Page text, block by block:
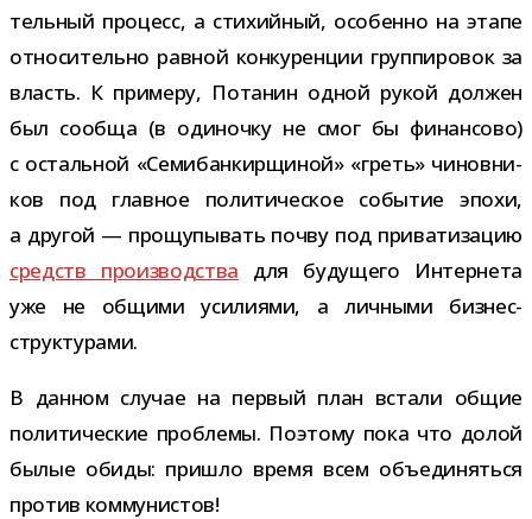
тель­ный про­цесс, а сти­хий­ный, осо­бенно на этапе
отно­си­тельно рав­ной кон­ку­рен­ции груп­пи­ро­вок за
власть. К при­меру, Потанин одной рукой дол­жен
был сообща (в оди­ночку не смог бы финан­сово)
с осталь­ной «Семибанкирщиной» «греть» чинов­ни­
ков под глав­ное поли­ти­че­ское собы­тие эпохи,
а дру­гой — про­щу­пы­вать почву под при­ва­ти­за­цию
средств про­из­вод­ства для буду­щего Интернета
уже не общими уси­ли­ями, а лич­ными бизнес-
структурами.
В дан­ном слу­чае на пер­вый план встали общие
поли­ти­че­ские про­блемы. Поэтому пока что долой
былые обиды: при­шло время всем объ­еди­няться
про­тив коммунистов!